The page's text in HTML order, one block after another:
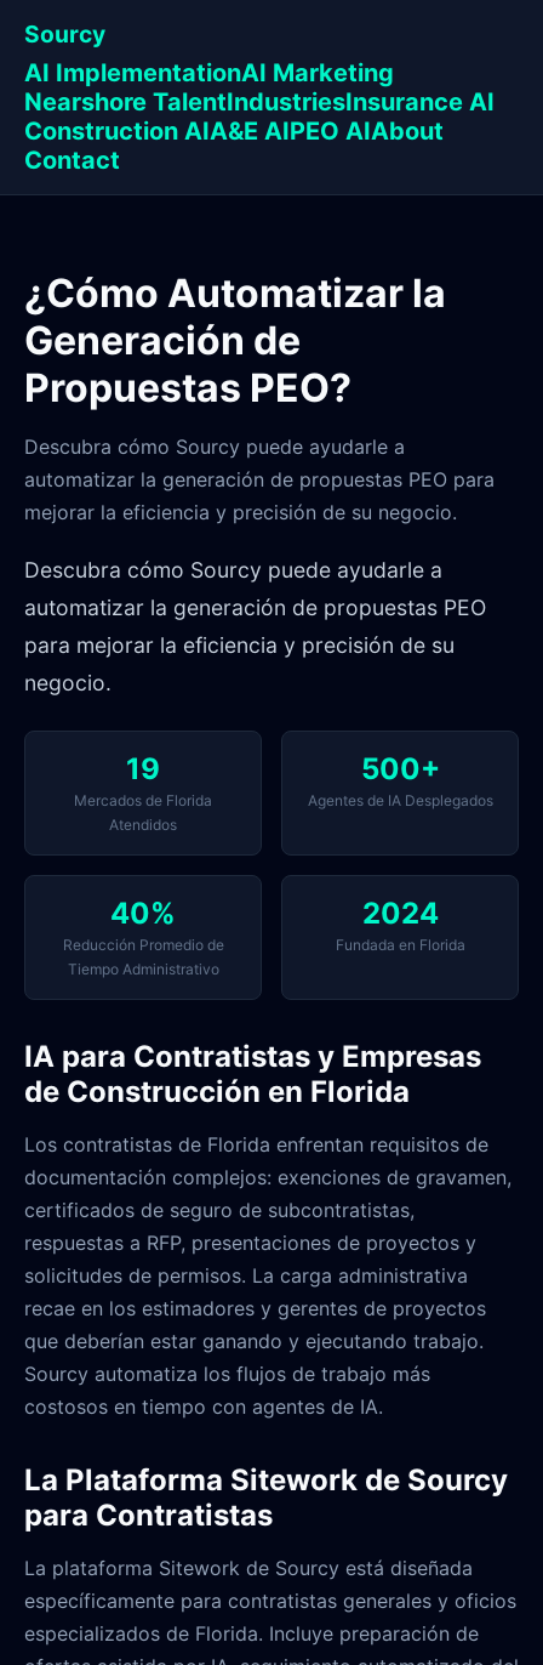
Sourcy
AI ImplementationAI Marketing
Nearshore TalentIndustriesInsurance AI
Construction AIA&E AIPEO AIAbout
Contact
¿Cómo Automatizar la
Generación de
Propuestas PEO?
Descubra cómo Sourcy puede ayudarle a
automatizar la generación de propuestas PEO para
mejorar la eficiencia y precisión de su negocio.
Descubra cómo Sourcy puede ayudarle a
automatizar la generación de propuestas PEO
para mejorar la eficiencia y precisión de su
negocio.
19
Mercados de Florida
Atendidos
500+
Agentes de IA Desplegados
40%
Reducción Promedio de
Tiempo Administrativo
2024
Fundada en Florida
IA para Contratistas y Empresas
de Construcción en Florida
Los contratistas de Florida enfrentan requisitos de
documentación complejos: exenciones de gravamen,
certificados de seguro de subcontratistas,
respuestas a RFP, presentaciones de proyectos y
solicitudes de permisos. La carga administrativa
recae en los estimadores y gerentes de proyectos
que deberían estar ganando y ejecutando trabajo.
Sourcy automatiza los flujos de trabajo más
costosos en tiempo con agentes de IA.
La Plataforma Sitework de Sourcy
para Contratistas
La plataforma Sitework de Sourcy está diseñada
específicamente para contratistas generales y oficios
especializados de Florida. Incluye preparación de